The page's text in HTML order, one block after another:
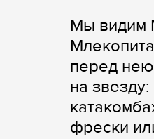
Мы видим
перед
на звезду:
фрески